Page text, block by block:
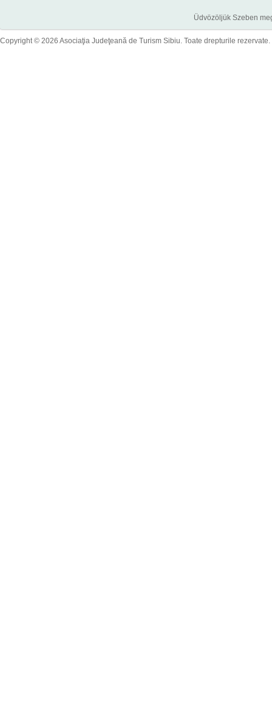
Üdvözöljük Szeben
Copyright © 2026 Asociaţia Judeţeană de Turism Sibiu. Toate drepturile rezervate.